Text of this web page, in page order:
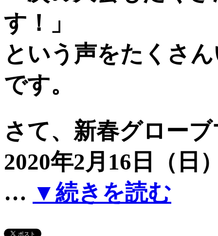
す！」
という声をたくさ
です。
さて、新春グロー
2020年2月16日（日
… ▼続きを読む